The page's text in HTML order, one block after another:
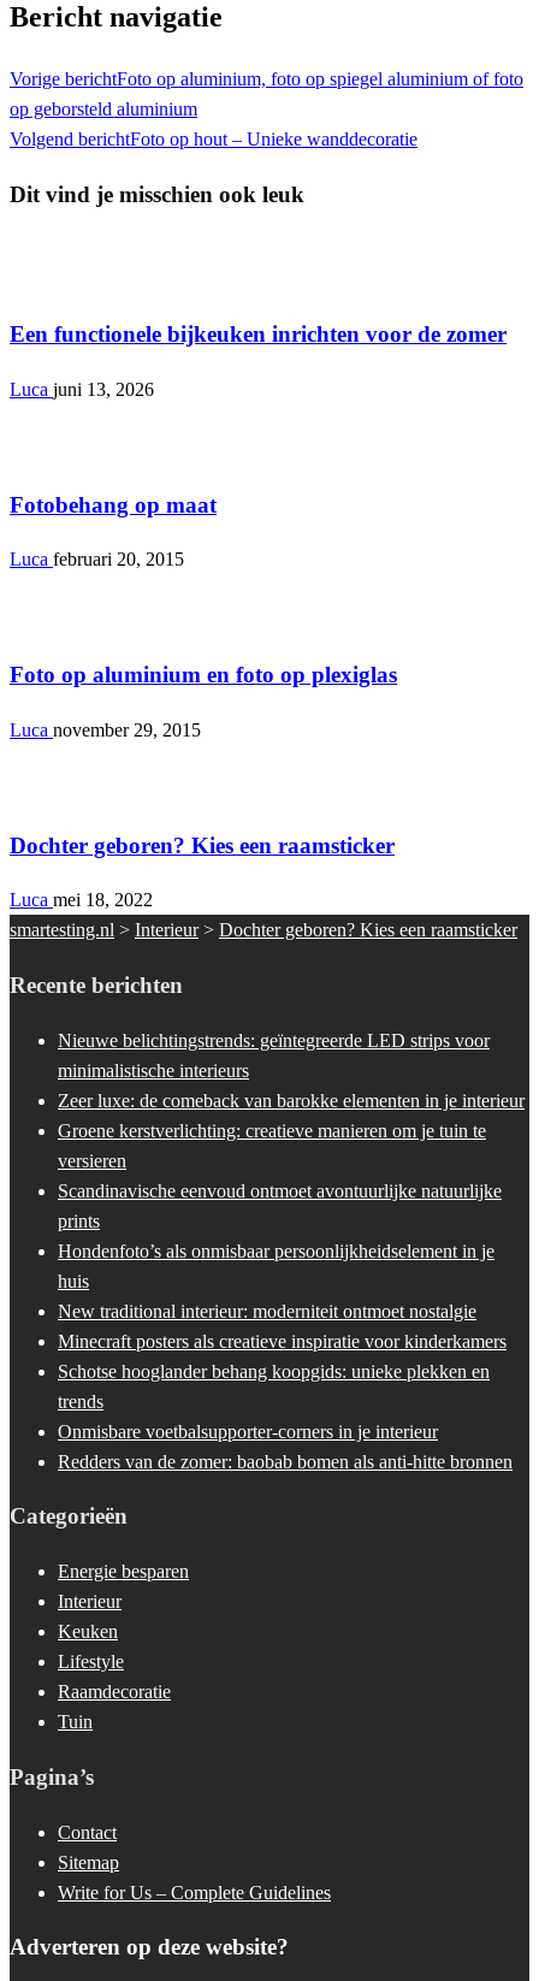
Bericht navigatie
Vorige berichtFoto op aluminium, foto op spiegel aluminium of foto
op geborsteld aluminium
Volgend berichtFoto op hout – Unieke wanddecoratie
Dit vind je misschien ook leuk
Een functionele bijkeuken inrichten voor de zomer
Luca juni 13, 2026
Fotobehang op maat
Luca februari 20, 2015
Foto op aluminium en foto op plexiglas
Luca november 29, 2015
Dochter geboren? Kies een raamsticker
Luca mei 18, 2022
smartesting.nl > Interieur> Dochter geboren? Kies een raamsticker
Recente berichten
Nieuwe belichtingstrends: geïntegreerde LED strips voor
minimalistische interieurs
Zeer luxe: de comeback van barokke elementen in je interieur
Groene kerstverlichting: creatieve manieren om je tuin te
versieren
Scandinavische eenvoud ontmoet avontuurlijke natuurlijke
prints
Hondenfoto’s als onmisbaar persoonlijkheidselement in je
huis
New traditional interieur: moderniteit ontmoet nostalgie
Minecraft posters als creatieve inspiratie voor kinderkamers
Schotse hooglander behang koopgids: unieke plekken en
trends
Onmisbare voetbalsupporter-corners in je interieur
Redders van de zomer: baobab bomen als anti-hitte bronnen
Categorieën
Energie besparen
Interieur
Keuken
Lifestyle
Raamdecoratie
Tuin
Pagina’s
Contact
Sitemap
Write for Us – Complete Guidelines
Adverteren op deze website?